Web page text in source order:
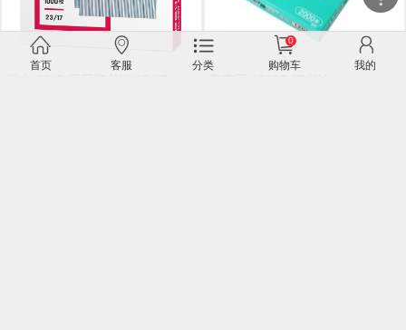
首页 客服 分类
0
购物车 我的
关闭